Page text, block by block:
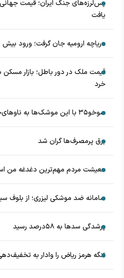
پس‌لرزه‌های جنگ ایران؛ قیمت
یافت
دریاچه ارومیه جان گرفت؛ ورود بیش از ۴.۵ میلیارد
قیمت ملک در دور باطل؛ بازار مسکن
خرد
سوخو۳۵ با این موشک‌ها به ناوهای‌جنگی حمله می‌کند
برق پرمصرف‌ها گران شد
معیشت مردم مهم‌ترین دغدغه من
سامانه ضد موشکی لیزری؛ از بلوف
پرشدگی سدها به ۵۸درصد رسید
تنگه هرمز ریاض را وادار به